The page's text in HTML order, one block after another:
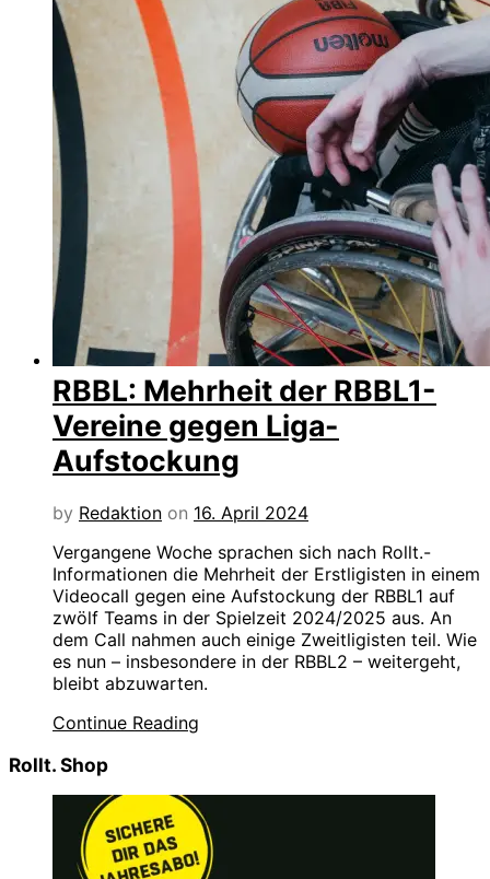
RBBL: Mehrheit der RBBL1-
Vereine gegen Liga-
Aufstockung
by Redaktion on 16. April 2024
Vergangene Woche sprachen sich nach Rollt.-
Informationen die Mehrheit der Erstligisten in einem
Videocall gegen eine Aufstockung der RBBL1 auf
zwölf Teams in der Spielzeit 2024/2025 aus. An
dem Call nahmen auch einige Zweitligisten teil. Wie
es nun – insbesondere in der RBBL2 – weitergeht,
bleibt abzuwarten.
Continue Reading
Rollt. Shop